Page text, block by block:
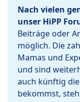
Nach vielen
unser HiPP
Beiträge oder
möglich. Die
Mamas und
und sind
auch künftig
bekommst,